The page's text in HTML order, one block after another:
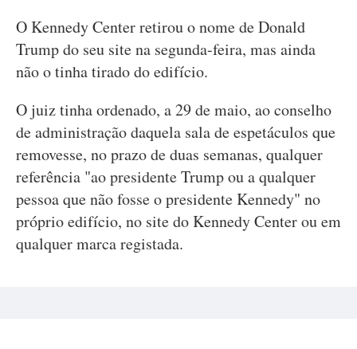
O Kennedy Center retirou o nome de Donald
Trump do seu site na segunda-feira, mas ainda
não o tinha tirado do edifício.
O juiz tinha ordenado, a 29 de maio, ao conselho
de administração daquela sala de espetáculos que
removesse, no prazo de duas semanas, qualquer
referência "ao presidente Trump ou a qualquer
pessoa que não fosse o presidente Kennedy" no
próprio edifício, no site do Kennedy Center ou em
qualquer marca registada.